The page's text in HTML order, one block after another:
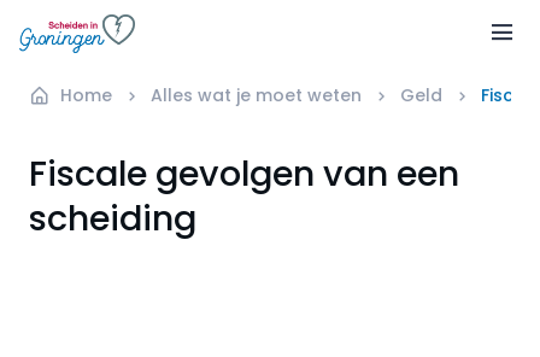
Home Alles wat je moet weten Geld
Fiscale gevolgen van een
scheiding